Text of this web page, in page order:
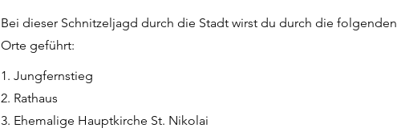
Bei dieser Schnitzeljagd durch die Stadt wirst du durch die folgenden
Orte geführt:
1. Jungfernstieg
2. Rathaus
3. Ehemalige Hauptkirche St. Nikolai